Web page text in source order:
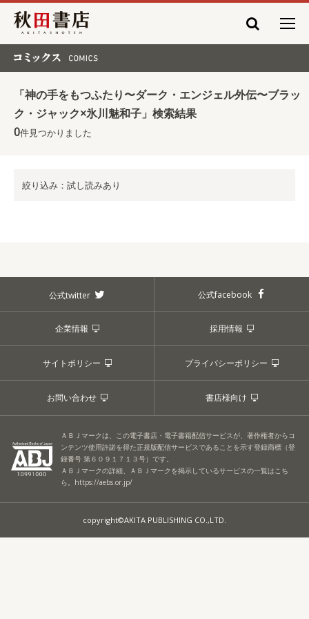
秋田書店
「神の手をもつふたり〜ダーク・エンジェル外伝〜ブラッ
ク・ジャック×氷川魅和子」検索結果
0件見つかりました
絞り込み：試し読みあり
公式twitter 公式facebook
企業情報 採用情報
サイトポリシー プライバシーポリシー
お問い合わせ 書店様向け
ＡＢＪマークは、この電子書店・電子書籍配信サービスが、著作権者からコ
ンテンツ使用許諾を得た正規版配信サービスであることを示す登録商標（登
録番号 第６０９１７１３号）です。
ＡＢＪマークの詳細、ＡＢＪマークを掲示しているサービスの一覧はこち
ら。 https://aebs.or.jp/
copyright©AKITA PUBLISHING CO.,LTD.